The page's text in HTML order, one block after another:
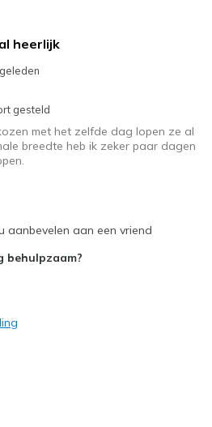
true to size
are for Wearing
heerlijk
gesteld
met het zelfde dag lopen ze al
breedte heb ik zeker paar dagen
aanbevelen aan een vriend
behulpzaam?